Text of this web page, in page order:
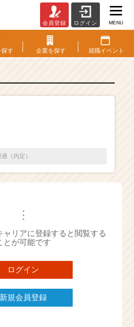
会員登録 ログイン MENU
探す 企業を探す 就職イベント
（内定）
・・・
ャリアに登録すると閲覧する
とが可能です
ログイン
新規会員登録